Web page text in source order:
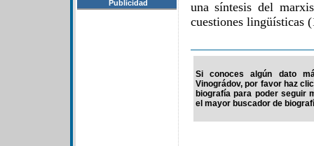
Publicidad
una síntesis del
cuestiones lingüísticas
Si conoces algún dato
Vinográdov, por favor haz
biografía para poder seguir
el mayor buscador de